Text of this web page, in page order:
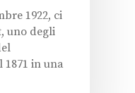
1922, ci
uno degli
1871 in una